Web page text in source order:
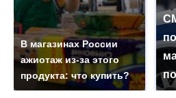
В магазинах России
ажиотаж из-за этого
продукта: что купить?